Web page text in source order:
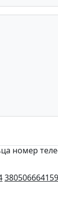
номер
380506664159